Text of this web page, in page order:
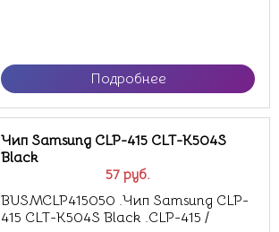
Подробнее
57 руб.
Чип Samsung CLP-415 CLT-K504S
Black
BUSMCLP415050 .Чип Samsung CLP-
415 CLT-K504S Black .CLP-415 /